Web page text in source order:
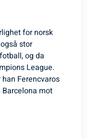
for norsk
stor
og da
League.
Ferencvaros
mot